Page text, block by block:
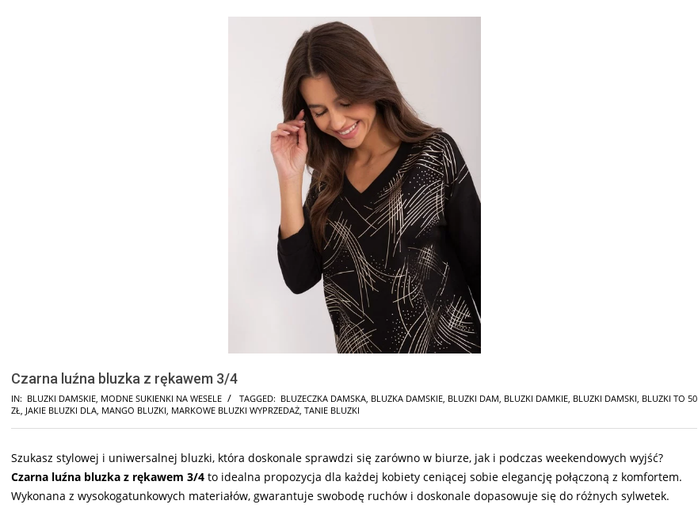
Czarna luźna bluzka z rękawem 3/4
IN: BLUZKI DAMSKIE MODNE SUKIENKI NA WESELE TAGGED: BLUZECZKA DAMSKA BLUZKA DAMSKIE BLUZKI DAM BLUZKI DAMKIE BLUZKI DAMSKI BLUZKI TO 50
ZŁ JAKIE BLUZKI DLA MANGO BLUZKI MARKOWE BLUZKI WYPRZEDAŻ TANIE BLUZKI
Szukasz stylowej i uniwersalnej bluzki, która doskonale sprawdzi się zarówno w biurze, jak i podczas weekendowych wyjść?
Czarna luźna bluzka z rękawem 3/4 to idealna propozycja dla każdej kobiety ceniącej sobie elegancję połączoną z komfortem.
Wykonana z wysokogatunkowych materiałów, gwarantuje swobodę ruchów i doskonale dopasowuje się do różnych sylwetek.